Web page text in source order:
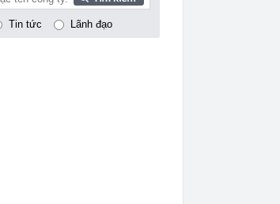
Tin tức Lãnh đạo